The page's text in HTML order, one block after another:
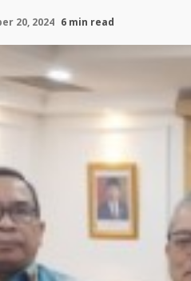
20, 2024 6 min read